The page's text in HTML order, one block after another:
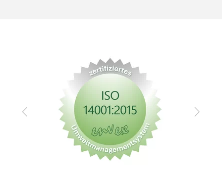
Zurück Vor